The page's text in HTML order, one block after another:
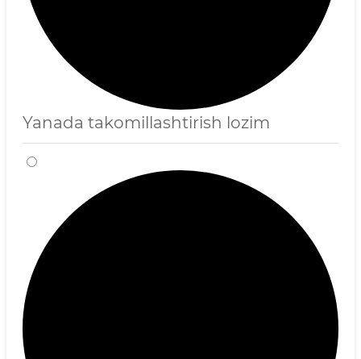
Yanada takomillashtirish lozim